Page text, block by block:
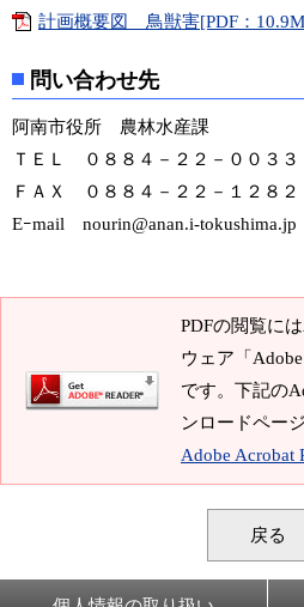
計画概要図 鳥獣害[PDF：
問い合わせ先
阿南市役所 農林水産課
ＴＥＬ ０８８４－２２－００３３
ＦＡＸ ０８８４－２２－１２８２
Eｰmail nourin@anan.i-tokushima.jp
PDFの閲覧に
ウェア「
です。下記の
ンロードペー
Adobe Acrobat
戻る